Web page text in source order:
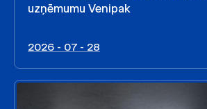
uzņēmumu Venipak
2026 - 07 - 28